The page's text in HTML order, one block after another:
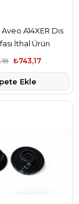
A14XER Dıs
İthal Ürün
₺743,17
Ekle